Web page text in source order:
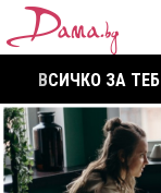
ВСИЧКО ЗА ТЕБ